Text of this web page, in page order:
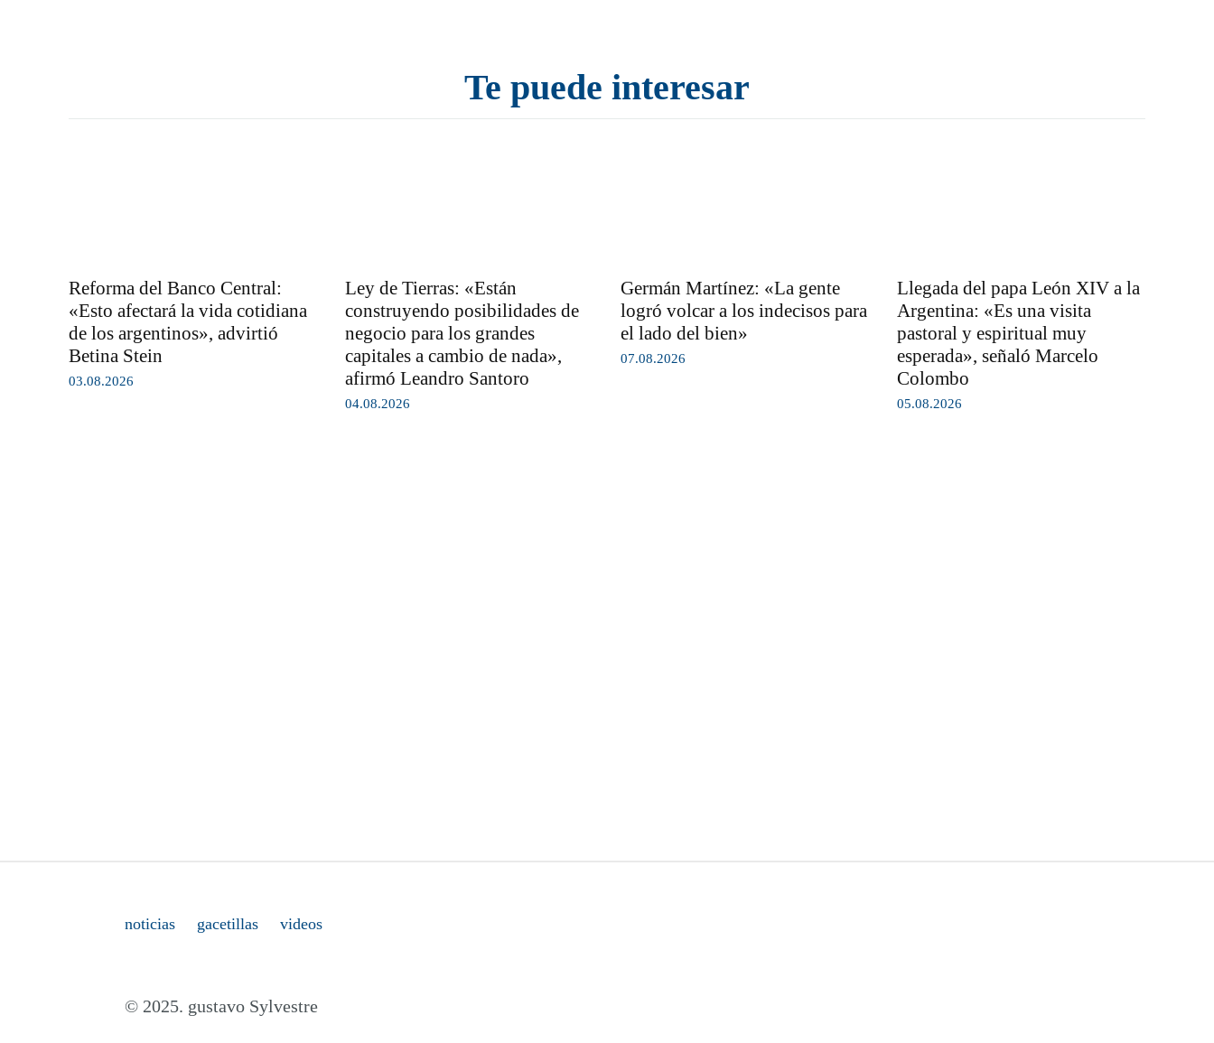
Te puede interesar
Reforma del Banco Central:
«Esto afectará la vida cotidiana
de los argentinos», advirtió
Betina Stein
03.08.2026
Ley de Tierras: «Están
construyendo posibilidades de
negocio para los grandes
capitales a cambio de nada»,
afirmó Leandro Santoro
04.08.2026
Germán Martínez: «La gente
logró volcar a los indecisos para
el lado del bien»
07.08.2026
Llegada del papa León XIV a la
Argentina: «Es una visita
pastoral y espiritual muy
esperada», señaló Marcelo
Colombo
05.08.2026
noticias gacetillas videos
© 2025. gustavo Sylvestre